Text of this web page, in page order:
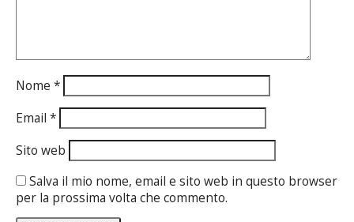
Nome *
Email *
Sito web
Salva il mio nome, email e sito web in questo browser
per la prossima volta che commento.